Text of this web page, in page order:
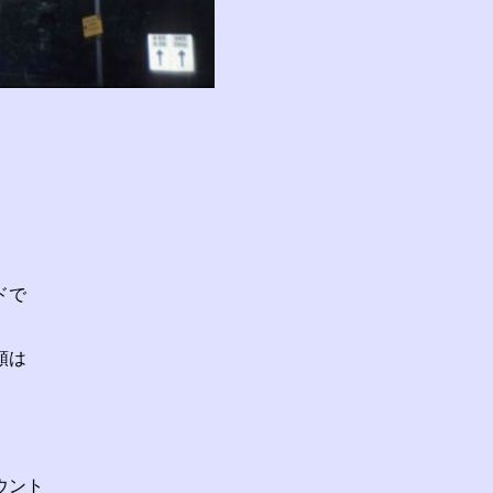
で
は
ント